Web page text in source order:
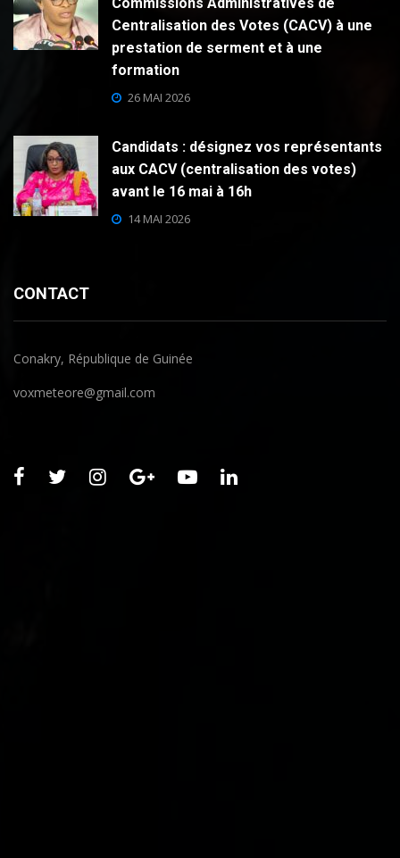
Centralisation des Votes (CACV) à une
prestation de serment et à une
formation
26 MAI 2026
Candidats : désignez vos représentants
aux CACV (centralisation des votes)
avant le 16 mai à 16h
14 MAI 2026
CONTACT
Conakry, République de Guinée
voxmeteore@gmail.com